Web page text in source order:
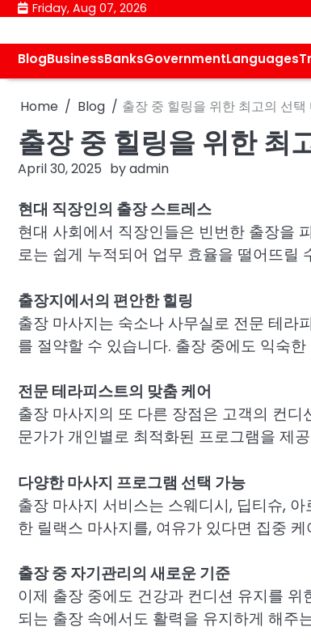
Skip
content
Friday, Aug 07, 2026
BlogBusinessBanksGovernmentLanguages
Home Blog 출장 중 힐링을 위한 최고의 선택
출장 중 힐링을 위한 최
April 30, 2025 byadmin
현대 직장인의 출장 스트레스
현대 사회에서 직장인들은 빈번한 출장을
로는 쉽게 누적되어 업무 효율을 떨어뜨릴
출장지에서의 편안한 힐링
출장 마사지는 숙소나 사무실로 전문 테라
를 절약할 수 있습니다. 출장 중에도 익숙
전문 테라피스트의 맞춤 케어
출장 마사지의 또 다른 장점은 고객의 컨
문가가 개인별로 최적화된 프로그램을 제
다양한 마사지 프로그램 선택 가능
출장 마사지 서비스는 스웨디시, 딥티슈,
한 릴랙스 마사지를, 여유가 있다면 집중
출장 중 자기관리의 새로운 기준
이제 출장 중에도 건강과 컨디션 유지를
되는 출장 속에서도 활력을 유지하게 해주